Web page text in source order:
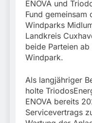
ENOVA und
Fund gemeinsam
Windparks
Landkreis
beide Parteien
Windpark.
Als langjähriger
holte
ENOVA bereits
Servicevertrags